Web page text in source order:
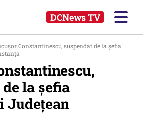
DCNews TV
Constantinescu, suspendat de la șefia
la șefia
Județean